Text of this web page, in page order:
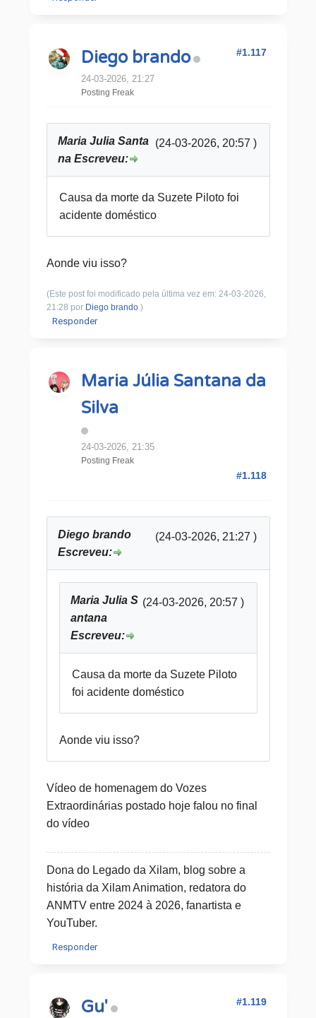
Diego brando
24-03-2026, 21:27
Posting Freak
#1.117
(24-03-2026, 20:57 )
Maria Julia Santa
na Escreveu:
Causa da morte da Suzete Piloto foi
acidente doméstico
Aonde viu isso?
(Este post foi modificado pela última vez em: 24-03-2026,
21:28 por Diego brando.)
Responder
Maria Júlia Santana da
Silva
24-03-2026, 21:35
Posting Freak
#1.118
(24-03-2026, 21:27 )
Diego brando
Escreveu:
(24-03-2026, 20:57 )
Maria Julia S
antana
Escreveu:
Causa da morte da Suzete Piloto
foi acidente doméstico
Aonde viu isso?
Vídeo de homenagem do Vozes
Extraordinárias postado hoje falou no final
do vídeo
Dona do Legado da Xilam, blog sobre a
história da Xilam Animation, redatora do
ANMTV entre 2024 à 2026, fanartista e
YouTuber.
Responder
Gu' #1.119